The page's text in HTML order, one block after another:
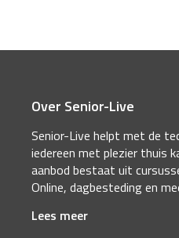
Over Senior-Live
Senior-Live helpt met de
iedereen met plezier thuis
aanbod bestaat uit
Online, dagbesteding en
Lees meer